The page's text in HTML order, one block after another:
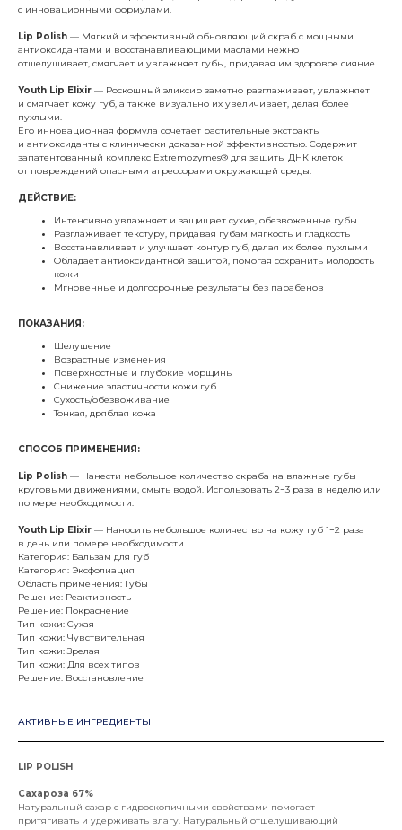
с инновационными формулами.
Lip Polish — Мягкий и эффективный обновляющий скраб с мощными
антиоксидантами и восстанавливающими маслами нежно
отшелушивает, смягчает и увлажняет губы, придавая им здоровое сияние.
Youth Lip Elixir — Роскошный эликсир заметно разглаживает, увлажняет
и смягчает кожу губ, а также визуально их увеличивает, делая более
пухлыми.
Его инновационная формула сочетает растительные экстракты
и антиоксиданты с клинически доказанной эффективностью. Содержит
запатентованный комплекс Extremozymes® для защиты ДНК клеток
от повреждений опасными агрессорами окружающей среды.
ДЕЙСТВИЕ:
Интенсивно увлажняет и защищает сухие, обезвоженные губы
Разглаживает текстуру, придавая губам мягкость и гладкость
Восстанавливает и улучшает контур губ, делая их более пухлыми
Обладает антиоксидантной защитой, помогая сохранить молодость
кожи
Мгновенные и долгосрочные результаты без парабенов
ПОКАЗАНИЯ:
Шелушение
Возрастные изменения
Поверхностные и глубокие морщины
Снижение эластичности кожи губ
Сухость/обезвоживание
Тонкая, дряблая кожа
СПОСОБ ПРИМЕНЕНИЯ:
Lip Polish — Нанести небольшое количество скраба на влажные губы
круговыми движениями, смыть водой. Использовать 2−3 раза в неделю или
по мере необходимости.
Youth Lip Elixir — Наносить небольшое количество на кожу губ 1−2 раза
в день или помере необходимости.
Категория: Бальзам для губ
Категория: Эксфолиация
Область применения: Губы
Решение: Реактивность
Решение: Покраснение
Тип кожи: Сухая
Тип кожи: Чувствительная
Тип кожи: Зрелая
Тип кожи: Для всех типов
Решение: Восстановление
АКТИВНЫЕ ИНГРЕДИЕНТЫ
LIP POLISH
Сахароза 67%
Натуральный сахар с гидроскопичными свойствами помогает
притягивать и удерживать влагу. Натуральный отшелушивающий